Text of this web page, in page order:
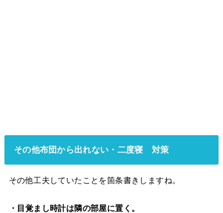
その他布団から出れない・二度寝 対策
その他工夫していたことを箇条書きしますね。
・目覚まし時計は隣の部屋に置く。